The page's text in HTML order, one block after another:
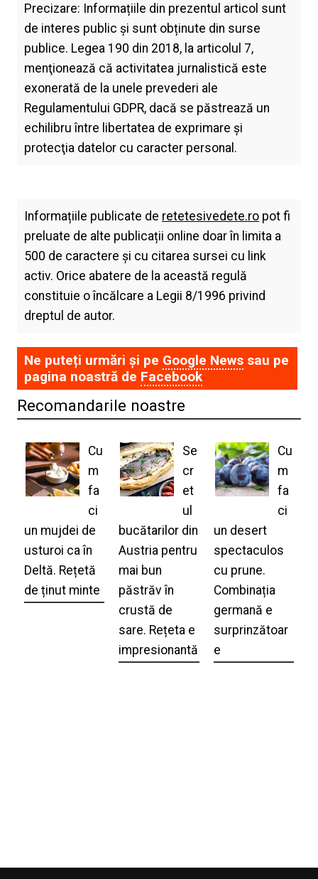
Precizare: Informațiile din prezentul articol sunt
de interes public și sunt obținute din surse
publice. Legea 190 din 2018, la articolul 7,
menţionează că activitatea jurnalistică este
exonerată de la unele prevederi ale
Regulamentului GDPR, dacă se păstrează un
echilibru între libertatea de exprimare şi
protecţia datelor cu caracter personal.
Informațiile publicate de retetesivedete.ropot fi
preluate de alte publicații online doar în limita a
500 de caractere și cu citarea sursei cu link
activ. Orice abatere de la această regulă
constituie o încălcare a Legii 8/1996 privind
dreptul de autor.
Ne puteți urmări și pe Google Newssau pe
pagina noastră de Facebook
Recomandarile noastre
Cu
m
fa
ci
un mujdei de
usturoi ca în
Deltă. Rețetă
de ținut minte
Se
cr
et
ul
bucătarilor din
Austria pentru
mai bun
păstrăv în
crustă de
sare. Rețeta e
impresionantă
Cu
m
fa
ci
un desert
spectaculos
cu prune.
Combinația
germană e
surprinzătoar
e